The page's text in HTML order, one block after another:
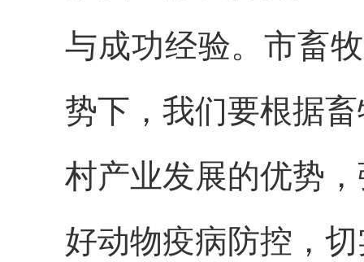
与成功经验。市畜
势下，我们要根据
村产业发展的优势
好动物疫病防控，